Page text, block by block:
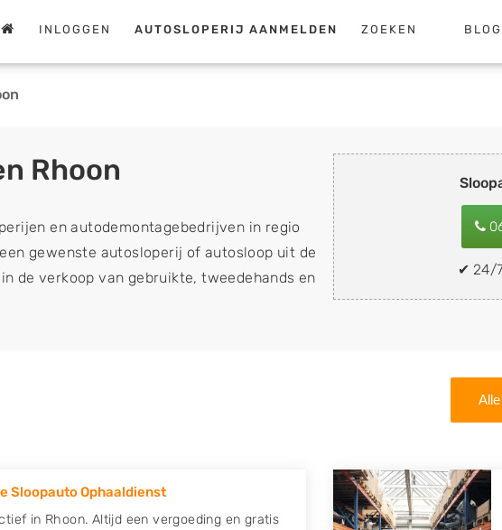
INLOGGEN AUTOSLOPERIJ AANMELDEN ZOEKEN BLOG
✔ 24/
Rhoon
en autodemontagebedrijven in regio
gewenste autosloperij of autosloop uit de
de verkoop van gebruikte, tweedehands en
inkoop van sloopauto's, schadeauto's en
op een locatie naar keuze? Kies dan voor
in een andere plaats of regio? U vindt
. U kunt ookzoekennaar een sloop
Alle
Sloopauto Ophaaldienst
in Rhoon. Altijd een vergoeding en gratis